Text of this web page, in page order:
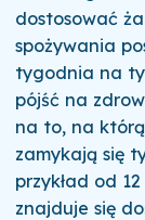
dostosować
spożywania
tygodnia na
pójść na
na to, na którą
zamykają się
przykład od
znajduje się